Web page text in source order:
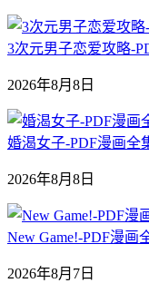
3次元男子恋爱攻略-
2026年8月8日
婚渴女子-PDF漫画全
2026年8月8日
New Game!-PDF漫画
2026年8月7日